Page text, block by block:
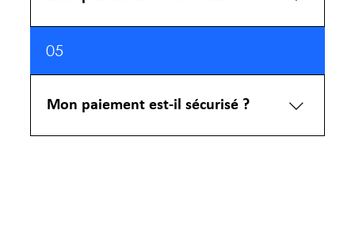
Pour vous garantir une totale confidentialité
des transactions, le paiement en ligne par
carte bancaire sur le site de Couleurs du Thé
est sécurisé par le protocole SSL. Vos
le réseau.
05
Mon paiement est-il sécurisé ?